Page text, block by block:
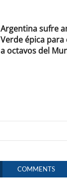
Argentina sufre
Verde épica
a octavos del
COMMENTS